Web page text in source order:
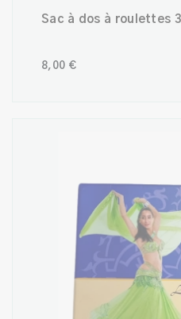
Sac à dos à roulettes
8,00 €